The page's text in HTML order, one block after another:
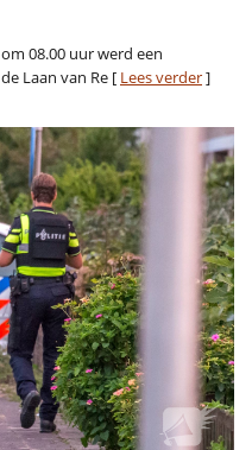
08.00 uur werd een
Laan van Re [ Lees verder]